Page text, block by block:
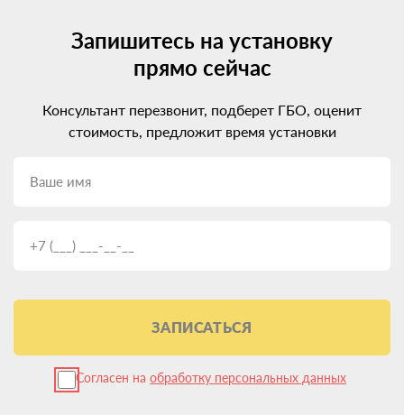
Запишитесь на установку
прямо сейчас
Консультант перезвонит, подберет ГБО, оценит
стоимость, предложит время установки
ЗАПИСАТЬСЯ
Согласен на обработку персональных данных